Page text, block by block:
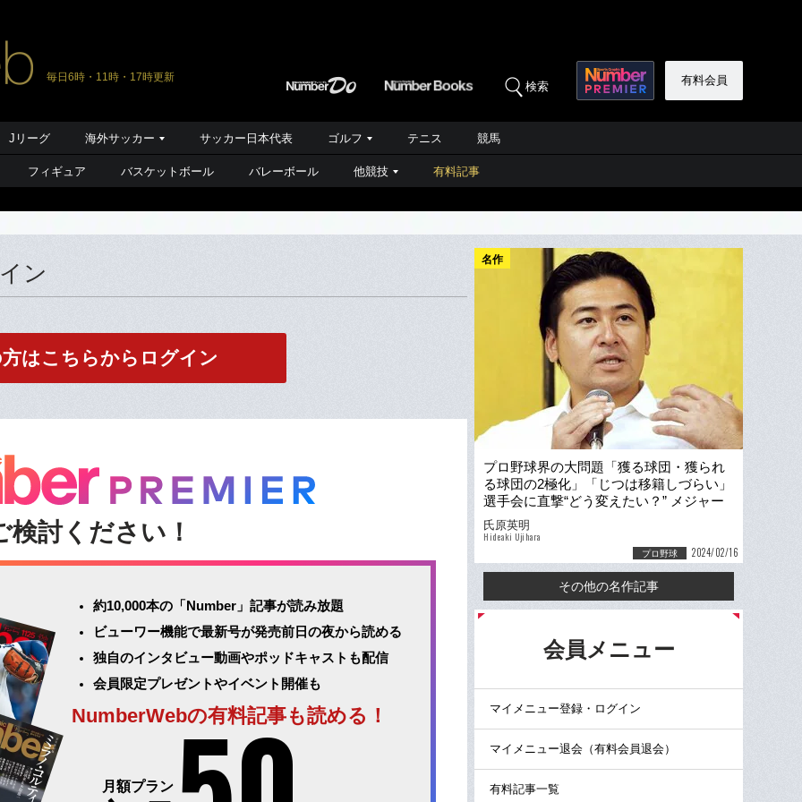
毎日6時・11時・17時更新
検索 有料会員
Jリーグ 海外サッカー サッカー日本代表 ゴルフ テニス 競馬
フィギュア バスケットボール バレーボール 他競技 有料記事
ン
はこちらからログイン
検討ください！
約10,000本の「Number」記事が読み放題
ビューワー機能で最新号が発売前日の夜から読める
独自のインタビュー動画やポッドキャストも配信
会員限定プレゼントやイベント開催も
NumberWebの有料記事も読める！
月額プラン
名作
プロ野球界の大問題「獲る球団・獲られ
る球団の2極化」「じつは移籍しづらい」
選手会に直撃“どう変えたい？” メジャー
流FAには「反対」
氏原英明
Hideaki Ujihara
プロ野球 2024/02/16
その他の名作記事
会員メニュー
マイメニュー登録・ログイン
マイメニュー退会（有料会員退会）
有料記事一覧